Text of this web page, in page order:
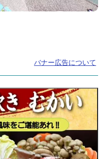
バナー広告について